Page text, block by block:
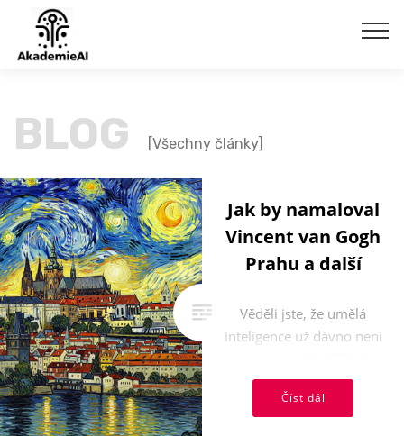
BLOG [Všechny články]
Jak by namaloval
Vincent van Gogh
Prahu a další
Věděli jste, že umělá
inteligence už dávno není
revoluční kreativní
schopnosti se neustále ...
Číst dál